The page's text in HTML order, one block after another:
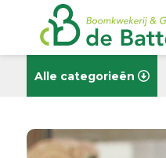
Alle categorieën